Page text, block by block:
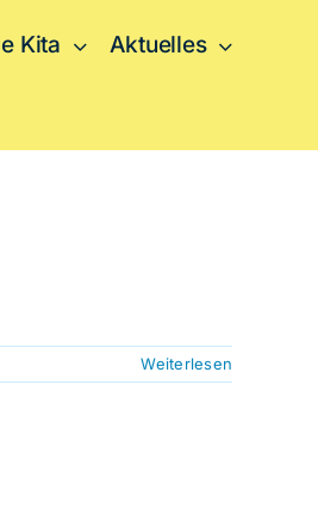
Kita Aktuelles
Weiterlesen